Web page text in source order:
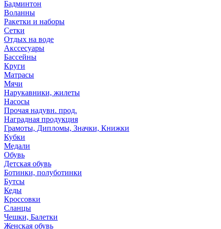
Бадминтон
Воланны
Ракетки и наборы
Сетки
Отдых на воде
Акссесуары
Бассейны
Круги
Матрасы
Мячи
Нарукавники, жилеты
Насосы
Прочая надувн. прод.
Наградная продукция
Грамоты, Дипломы, Значки, Книжки
Кубки
Медали
Обувь
Детская обувь
Ботинки, полуботинки
Бутсы
Кеды
Кроссовки
Сланцы
Чешки, Балетки
Женская обувь